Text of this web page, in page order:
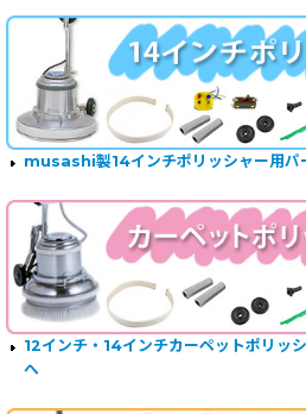
musashi製14インチポリッシャー用パ
12インチ・14インチカーペットポリッ
へ